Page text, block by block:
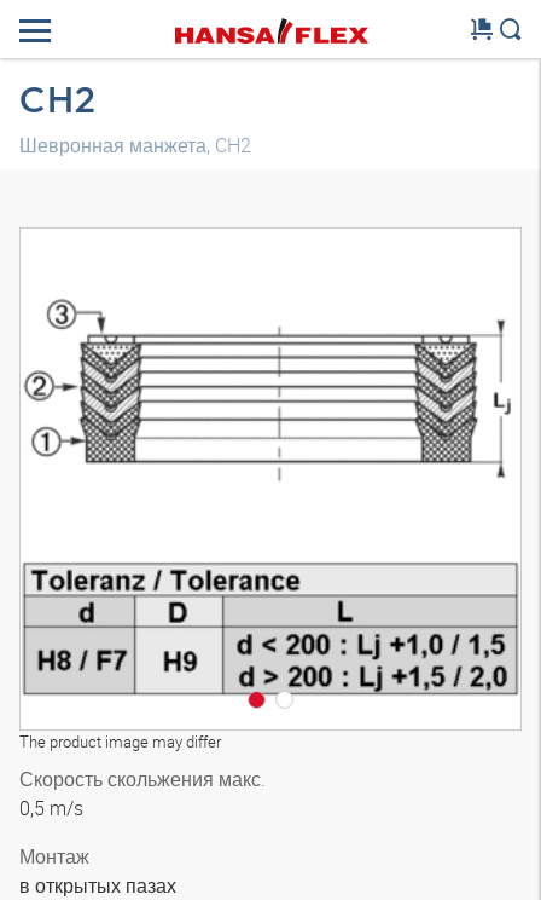
CH2
Шевронная манжета, CH2
The product image may differ
Скорость скольжения макс.
0,5 m/s
Монтаж
в открытых пазах